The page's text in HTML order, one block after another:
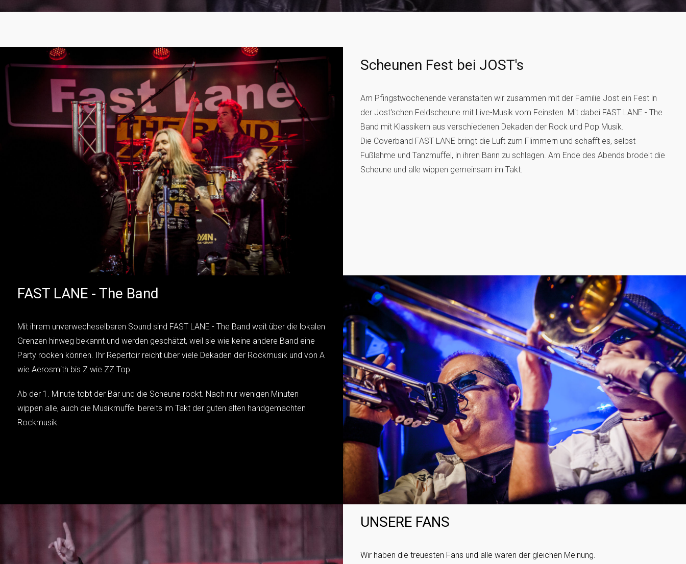
Scheunen Fest bei JOST's
Am Pfingstwochenende veranstalten wir zusammen mit der Familie Jost ein Fest in
der Jost'schen Feldscheune mit Live-Musik vom Feinsten. Mit dabei FAST LANE - The
Band mit Klassikern aus verschiedenen Dekaden der Rock und Pop Musik.
Die Coverband FAST LANE bringt die Luft zum Flimmern und schafft es, selbst
Fußlahme und Tanzmuffel, in ihren Bann zu schlagen. Am Ende des Abends brodelt die
Scheune und alle wippen gemeinsam im Takt.
FAST LANE - The Band
Mit ihrem unverwecheselbaren Sound sind FAST LANE - The Band weit über die lokalen
Grenzen hinweg bekannt und werden geschätzt, weil sie wie keine andere Band eine
Party rocken können. Ihr Repertoir reicht über viele Dekaden der Rockmusik und von A
wie Aerosmith bis Z wie ZZ Top.
Ab der 1. Minute tobt der Bär und die Scheune rockt. Nach nur wenigen Minuten
wippen alle, auch die Musikmuffel bereits im Takt der guten alten handgemachten
Rockmusik.
UNSERE FANS
Wir haben die treuesten Fans und alle waren der gleichen Meinung.